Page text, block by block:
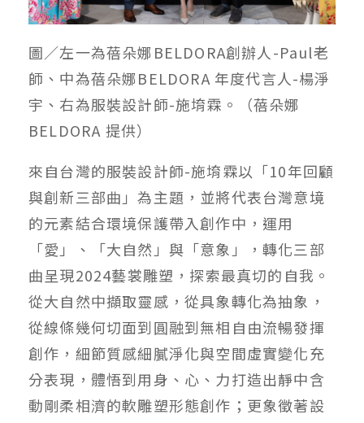
圖／左一為蓓朵娜BELDORA創辦人-Paul老
師、中為蓓朵娜BELDORA 年度代言人-楊淨
宇、右為服裝設計師-施堉霖。（蓓朵娜
BELDORA 提供）
來自台灣的服裝設計師-施堉霖以「10年回顧
與創新三部曲」為主題，並將代表台灣意境
的元素結合環境保護帶入創作中，運用
「愛」、「大自然」與「意象」，轉化三部
曲呈現2024藝裳雕塑，探索最真切的自我。
從大自然中擷取靈感，從具象轉化為抽象，
從線條幾何切面到圓融到無相自由流暢發揮
創作，細節質感細膩淨化與空間虛實變化充
分表現，體悟到用身、心、力打造出靜中含
動剛柔相濟的軟雕塑形態創作；更象徵著設